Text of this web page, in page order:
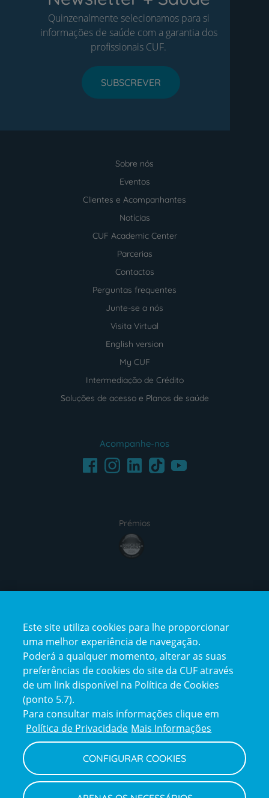
Quinzenalmente selecionamos para si
informações de saúde com a garantia dos
profissionais CUF.
SUBSCREVER
Sobre nós
Eventos
Clientes e Acompanhantes
Notícias
CUF Academic Center
Parcerias
Contactos
Perguntas frequentes
Junte-se a nós
Visita Virtual
English version
My CUF
Intermediação de Crédito
Soluções de acesso e Planos de saúde
Acompanhe-nos
FacebookInstagramLinkedInTikTokYoutube
Prémios
award4
certification2certification3
Reclamações
e
elogios
Política de Privacidade e Cookies
Este site utiliza cookies para lhe proporcionar
uma melhor experiência de navegação.
Poderá a qualquer momento, alterar as suas
preferências de cookies do site da CUF através
de um link disponível na Política de Cookies
(ponto 5.7).
Para consultar mais informações clique em
Política de Privacidade Mais Informações
CONFIGURAR COOKIES